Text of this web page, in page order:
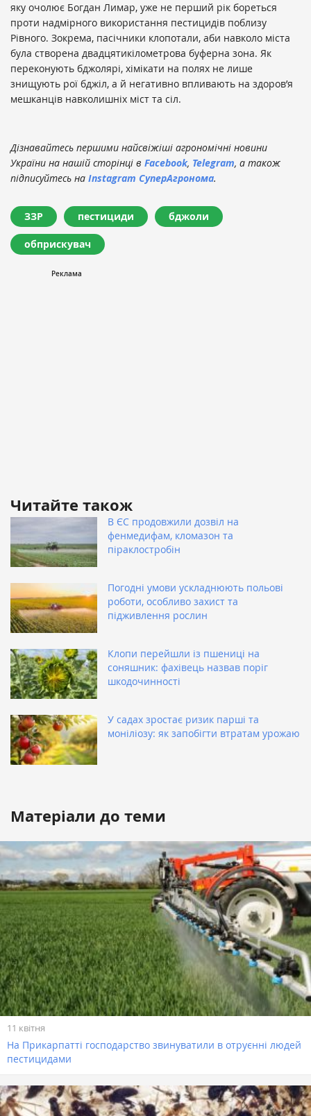
яку очолює Богдан Лимар, уже не перший рік бореться
проти надмірного використання пестицидів поблизу
Рівного. Зокрема, пасічники клопотали, аби навколо міста
була створена двадцятикілометрова буферна зона. Як
переконують бджолярі, хімікати на полях не лише
знищують рої бджіл, а й негативно впливають на здоров’я
мешканців навколишніх міст та сіл.
Дізнавайтесь першими найсвіжіші агрономічні новини
України на нашій сторінці в Facebook, Telegram, а також
підписуйтесь на Instagram СуперАгронома.
ЗЗР пестициди бджоли
обприскувач
Читайте також
В ЄС продовжили дозвіл на
фенмедифам, кломазон та
піраклостробін
Погодні умови ускладнюють польові
роботи, особливо захист та
підживлення рослин
Клопи перейшли із пшениці на
соняшник: фахівець назвав поріг
шкодочинності
У садах зростає ризик парші та
моніліозу: як запобігти втратам урожаю
Матеріали до теми
11 квітня
На Прикарпатті господарство звинуватили в отруєнні людей
пестицидами